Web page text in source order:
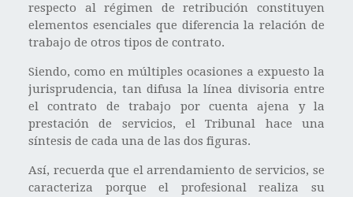
respecto al régimen de retribución constituyen
elementos esenciales que diferencia la relación de
trabajo de otros tipos de contrato.
Siendo, como en múltiples ocasiones a expuesto la
jurisprudencia, tan difusa la línea divisoria entre
el contrato de trabajo por cuenta ajena y la
prestación de servicios, el Tribunal hace una
síntesis de cada una de las dos figuras.
Así, recuerda que el arrendamiento de servicios, se
caracteriza porque el profesional realiza su